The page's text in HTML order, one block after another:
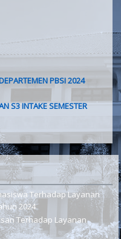
PBSI 2024
S3 INTAKE SEMESTER
Terhadap Layanan
2024
Terhadap Layanan